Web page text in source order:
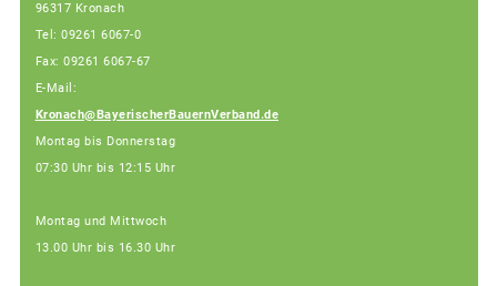
96317 Kronach
Tel: 09261 6067-0
Fax: 09261 6067-67
E-Mail:
Kronach@BayerischerBauernVerband.de
Montag bis Donnerstag
07:30 Uhr bis 12:15 Uhr
Montag und Mittwoch
13.00 Uhr bis 16.30 Uhr